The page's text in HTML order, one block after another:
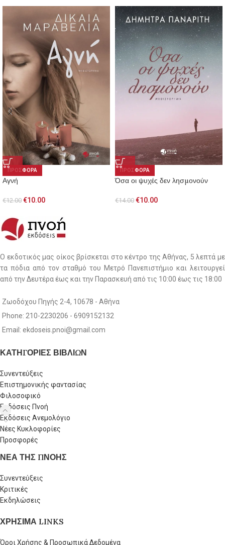
ΠΡΟΣΦΟΡΑ
Αγνή
€12.00 €10.00
ΠΡΟΣΦΟΡΑ
Όσα οι ψυχές δεν λησμονούν
€14.00 €10.00
Ο εκδοτικός μας οίκος βρίσκεται στο κέντρο της Αθήνας, 5 λεπτά με
τα πόδια από τον σταθμό του Μετρό Πανεπιστήμιο και λειτουργεί
από την Δευτέρα έως και την Παρασκευή από τις 10:00 έως τις 18:00
Ζωοδόχου Πηγής 2-4, 10678 - Αθήνα
Phone: 210-2230206 - 6909152132
Email: ekdoseis.pnoi@gmail.com
ΚΑΤΗΓΟΡΙΕΣ ΒΙΒΛΙΩΝ
Συνεντεύξεις
Επιστημονικής φαντασίας
Φιλοσοφικό
Εκδόσεις Πνοή
Εκδόσεις Ανεμολόγιο
Νέες Κυκλοφορίες
Προσφορές
ΝΕΑ ΤΗΣ ΠΝΟΗΣ
Συνεντεύξεις
Κριτικές
Εκδηλώσεις
ΧΡΗΣΙΜΑ LINKS
Όροι Χρήσης & Προσωπικά Δεδομένα